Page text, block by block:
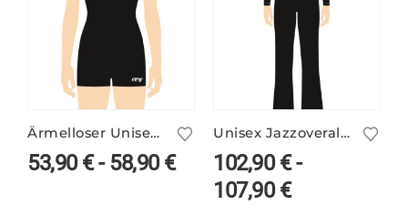
Ärmelloser Unisex Catsuit mit Stehbund – viele Farben
53,90€-58,90€
Unisex Jazzoverall Langarm mit Stehbund – viele Farben
102,90€-
107,90€